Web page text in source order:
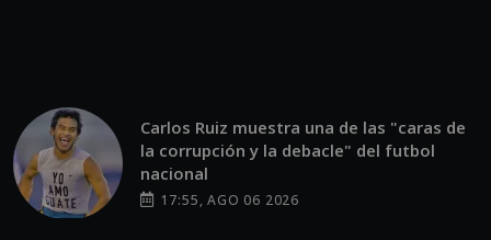
Carlos Ruiz muestra una de las "caras de
la corrupción y la debacle" del futbol
nacional
17:55, AGO 06 2026